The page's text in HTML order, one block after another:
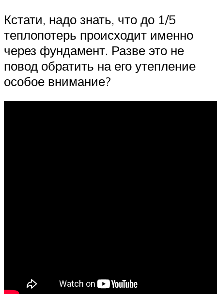
Кстати, надо знать, что до 1/5
теплопотерь происходит именно
через фундамент. Разве это не
повод обратить на его утепление
особое внимание?